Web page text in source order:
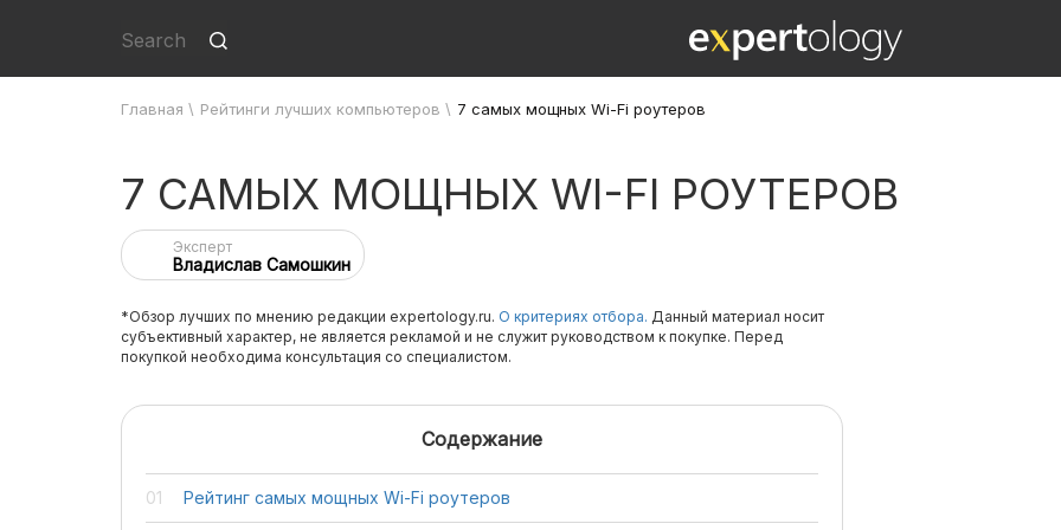
Главная \ Рейтинги лучших компьютеров \ 7 самых мощных Wi-Fi роутеров
7 САМЫХ МОЩНЫХ WI-FI РОУТЕРОВ
Эксперт
Владислав Самошкин
*Обзор лучших по мнению редакции expertology.ru. О критериях отбора. Данный материал носит
субъективный характер, не является рекламой и не служит руководством к покупке. Перед
покупкой необходима консультация со специалистом.
Содержание
Рейтинг самых мощных Wi-Fi роутеров